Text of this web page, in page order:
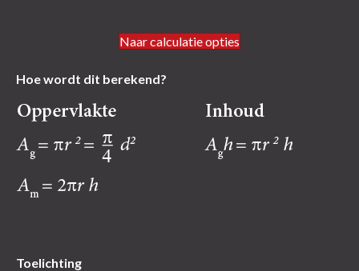
Naar calculatie opties
Hoe wordt dit berekend?
Toelichting